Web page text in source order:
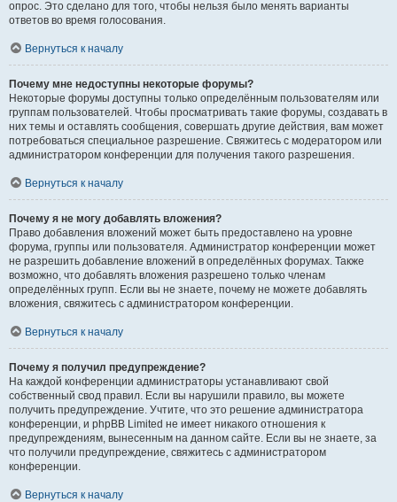
опрос. Это сделано для того, чтобы нельзя было менять варианты
ответов во время голосования.
Вернуться к началу
Почему мне недоступны некоторые форумы?
Некоторые форумы доступны только определённым пользователям или
группам пользователей. Чтобы просматривать такие форумы, создавать в
них темы и оставлять сообщения, совершать другие действия, вам может
потребоваться специальное разрешение. Свяжитесь с модератором или
администратором конференции для получения такого разрешения.
Вернуться к началу
Почему я не могу добавлять вложения?
Право добавления вложений может быть предоставлено на уровне
форума, группы или пользователя. Администратор конференции может
не разрешить добавление вложений в определённых форумах. Также
возможно, что добавлять вложения разрешено только членам
определённых групп. Если вы не знаете, почему не можете добавлять
вложения, свяжитесь с администратором конференции.
Вернуться к началу
Почему я получил предупреждение?
На каждой конференции администраторы устанавливают свой
собственный свод правил. Если вы нарушили правило, вы можете
получить предупреждение. Учтите, что это решение администратора
конференции, и phpBB Limited не имеет никакого отношения к
предупреждениям, вынесенным на данном сайте. Если вы не знаете, за
что получили предупреждение, свяжитесь с администратором
конференции.
Вернуться к началу